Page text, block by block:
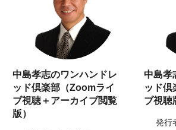
中島孝志のワンハンドレ
ッド倶楽部（Zoomライ
ブ視聴＋アーカイブ閲覧
版）
中島孝
ッド倶
ブ視聴
発行